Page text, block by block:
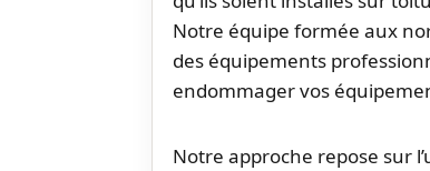
Notre équipe formée aux
des équipements
endommager vos
Notre approche repose sur